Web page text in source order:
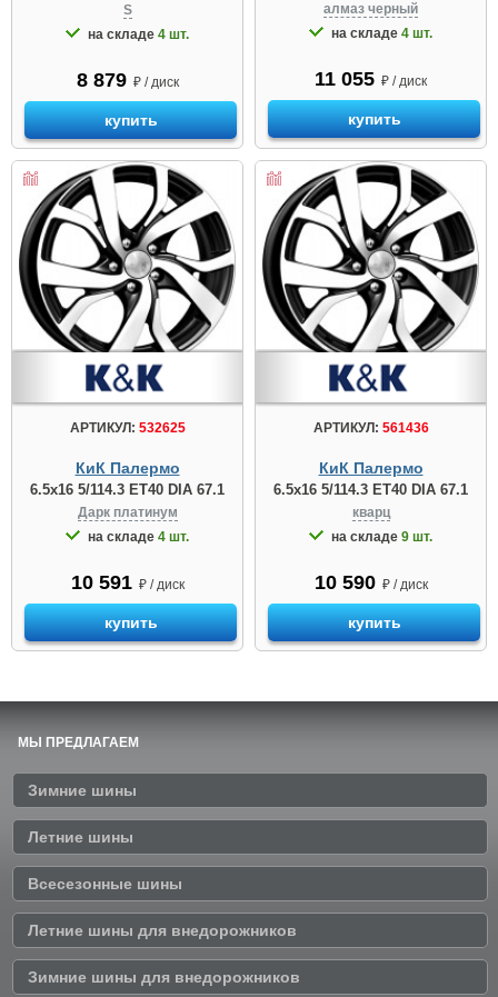
S
на складе 4 шт.
8 879 ₽ / диск
купить
алмаз чeрный
на складе 4 шт.
11 055 ₽ / диск
купить
АРТИКУЛ: 532625
КиК Палермо
6.5x16 5/114.3 ET40 DIA 67.1
Дарк платинум
на складе 4 шт.
10 591 ₽ / диск
купить
АРТИКУЛ: 561436
КиК Палермо
6.5x16 5/114.3 ET40 DIA 67.1
кварц
на складе 9 шт.
10 590 ₽ / диск
купить
МЫ ПРЕДЛАГАЕМ
Зимние шины
Летние шины
Всесезонные шины
Летние шины для внедорожников
Зимние шины для внедорожников